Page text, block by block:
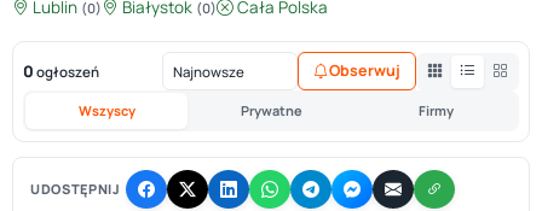
Lublin (0) Białystok (0) Cała Polska
0 ogłoszeń
Wszyscy Prywatne Firmy
Obserwuj
UDOSTĘPNIJ